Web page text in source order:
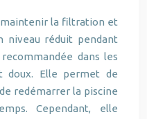
maintenir la filtration et
niveau réduit pendant
dans les
doux. Elle permet de
redémarrer la piscine
Cependant, elle